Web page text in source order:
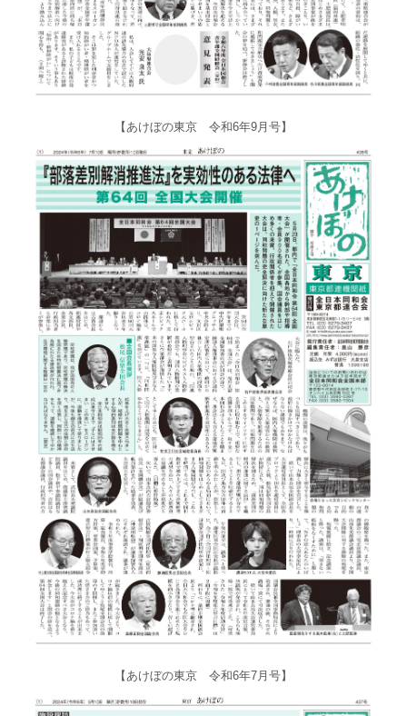
【あけぼの東京 令和6年9月号】
【あけぼの東京 令和6年7月号】